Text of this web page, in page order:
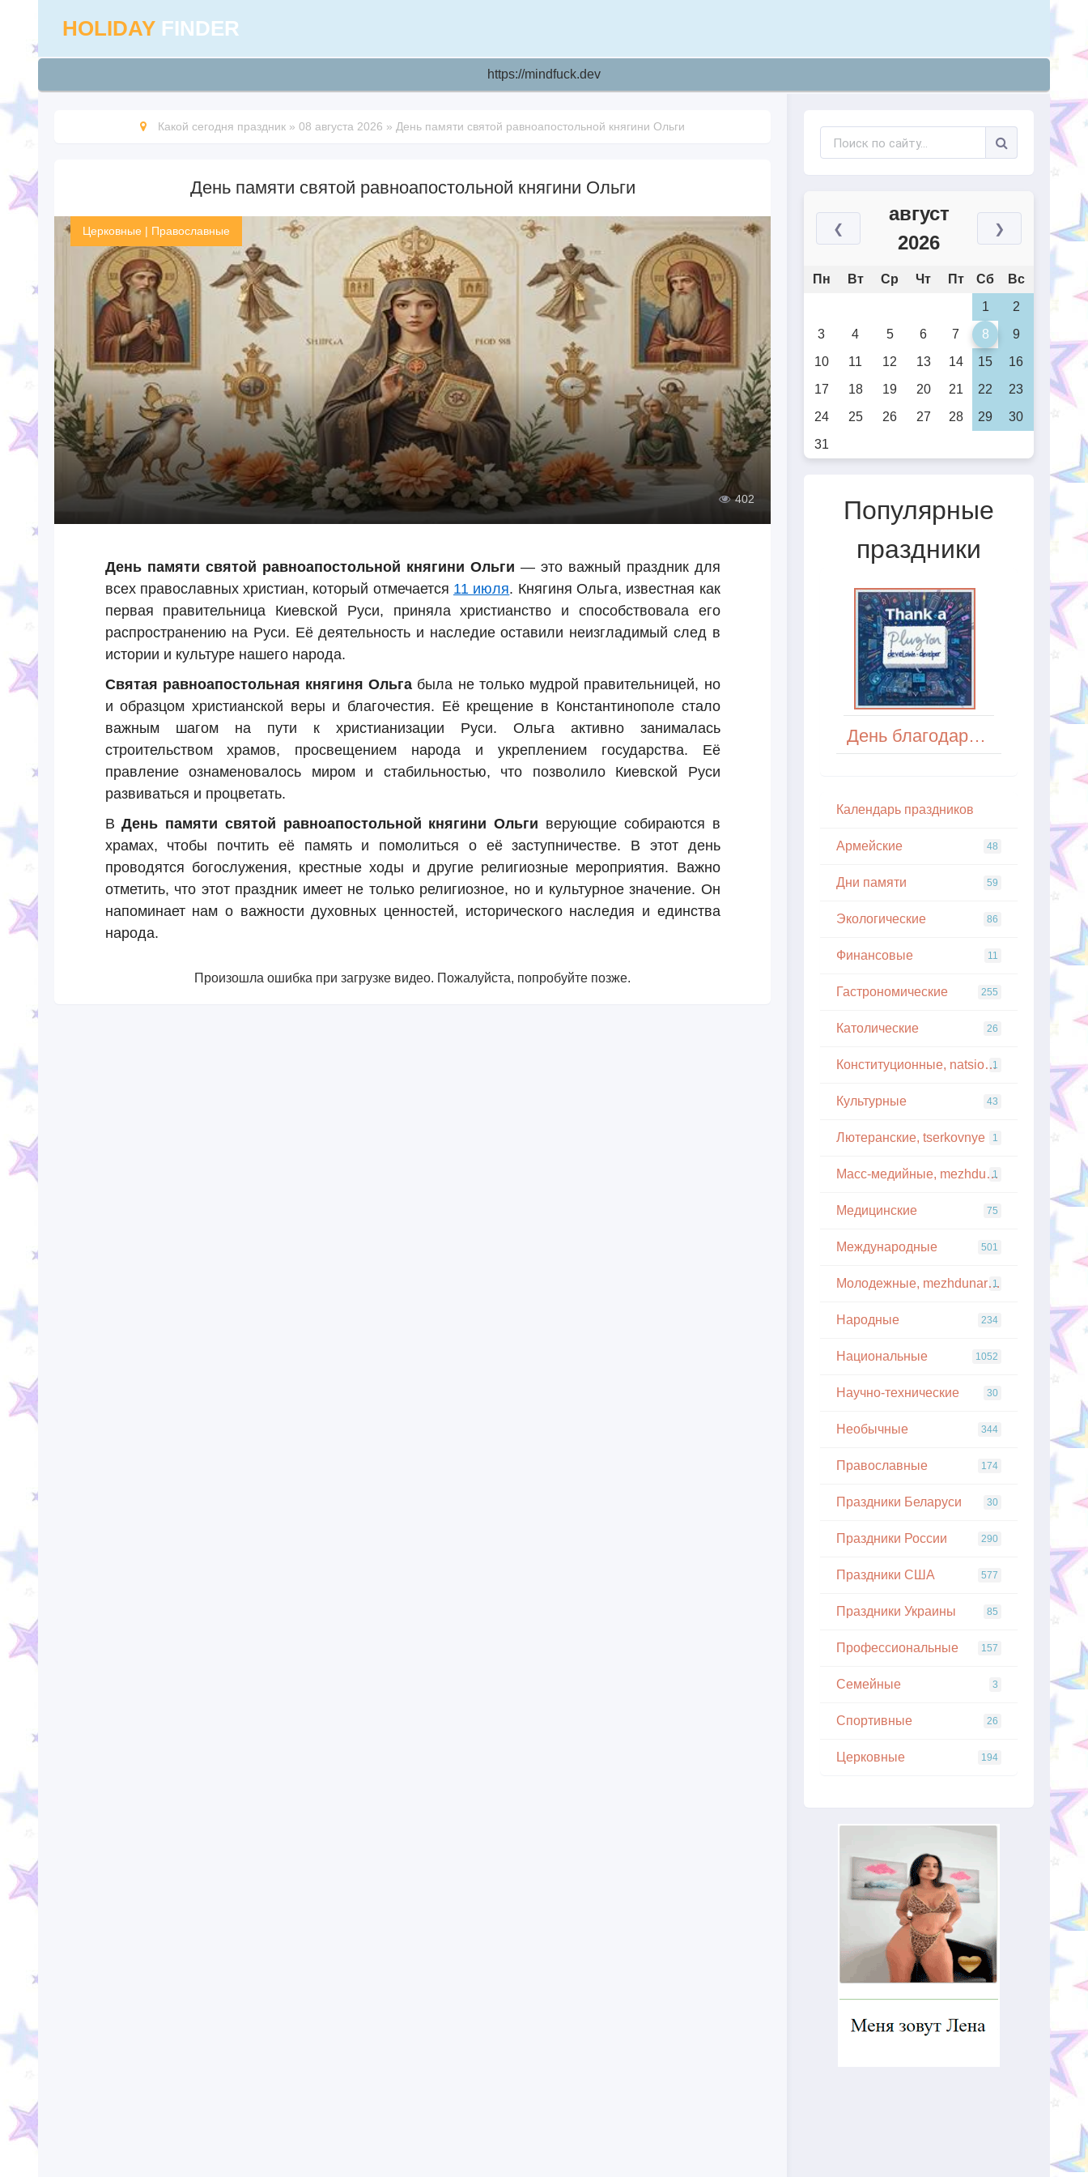
HOLIDAY FINDER
https://mindfuck.dev
Какой сегодня праздник » 08 августа 2026 » День памяти святой равноапостольной княгини Ольги
День памяти святой равноапостольной княгини Ольги
Церковные | Православные
402
День памяти святой равноапостольной княгини Ольги — это важный праздник для
всех православных христиан, который отмечается 11 июля. Княгиня Ольга, известная как
первая правительница Киевской Руси, приняла христианство и способствовала его
распространению на Руси. Её деятельность и наследие оставили неизгладимый след в
истории и культуре нашего народа.
Святая равноапостольная княгиня Ольга была не только мудрой правительницей, но
и образцом христианской веры и благочестия. Её крещение в Константинополе стало
важным шагом на пути к христианизации Руси. Ольга активно занималась
строительством храмов, просвещением народа и укреплением государства. Её
правление ознаменовалось миром и стабильностью, что позволило Киевской Руси
развиваться и процветать.
ВДень памяти святой равноапостольной княгини Ольги верующие собираются в
храмах, чтобы почтить её память и помолиться о её заступничестве. В этот день
проводятся богослужения, крестные ходы и другие религиозные мероприятия. Важно
отметить, что этот праздник имеет не только религиозное, но и культурное значение. Он
напоминает нам о важности духовных ценностей, исторического наследия и единства
народа.
Произошла ошибка при загрузке видео. Пожалуйста, попробуйте позже.
❮
август
2026
❯
Пн Вт Ср Чт Пт Сб
Вс
1
2
3
4 5 6 7 8
9
10
11 12 13 14 15
16
17
18 19 20 21 22
23
24
25 26 27 28 29
30
31
Популярные
праздники
День благодарности разработчикам плагинов (Thank a Plugin Developer Day)
Кaлeндapь пpaздникoв
Армейские 48
Дни памяти 59
Экологические 86
Финансовые 11
Гастрономические 255
Католические 26
Конституционные, natsionalnye
1
Культурные 43
Лютеранские, tserkovnye 1
Масс-медийные, mezhdunarodnye
1
Медицинские 75
Международные 501
Молодежные, mezhdunarodnye
1
Народные 234
Национальные 1052
Научно-технические 30
Необычные 344
Православные 174
Праздники Беларуси 30
Праздники России 290
Праздники США 577
Праздники Украины 85
Профессиональные 157
Семейные 3
Спортивные 26
Церковные 194